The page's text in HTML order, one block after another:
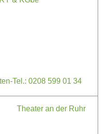
Tel.: 0208 599 01 34
Theater an der Ruhr